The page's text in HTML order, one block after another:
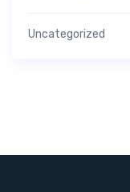
Uncategorized